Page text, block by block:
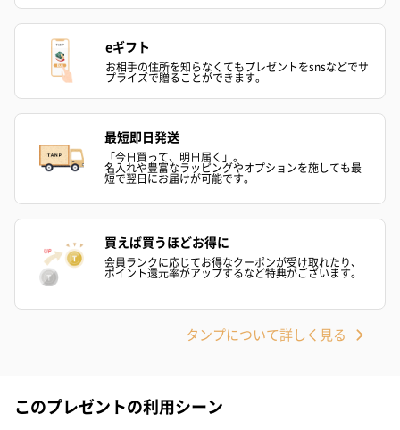
かき氷入浴剤4点セット
（ブルー）（748円）
かき氷入浴剤4点セット
バスフラワー
円）
ハンドタオル・ハンカチ
ハンドタオル・ハンカチを同梱してお届けいたします。ギフトへ
eギフト
お相手の住所を知らなくてもプレゼントをsnsなどでサ
プライズで贈ることができます。
最短即日発送
「今日買って、明日届く」。
名入れや豊富なラッピングやオプションを施しても最
短で翌日にお届けが可能です。
買えば買うほどお得に
会員ランクに応じてお得なクーポンが受け取れたり、
ポイント還元率がアップするなど特典がございます。
タンプについて詳しく見る
このプレゼントの利用シーン